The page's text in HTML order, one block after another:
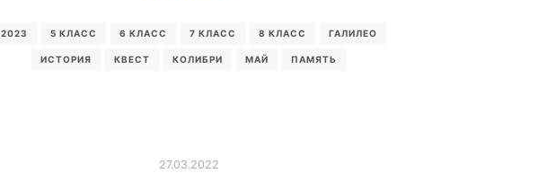
2023 5 КЛАСС 6 КЛАСС 7 КЛАСС 8 КЛАСС ГАЛИЛЕО
ИСТОРИЯ КВЕСТ КОЛИБРИ МАЙ ПАМЯТЬ
27.03.2022